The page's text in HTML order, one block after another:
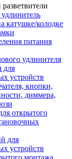
катушке/колодке
питания
удлинителя
для
устройств
кнопки,
диммера,
открытого
для
устройств
монтажа